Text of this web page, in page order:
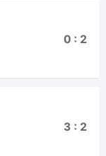
0 : 2
3 : 2